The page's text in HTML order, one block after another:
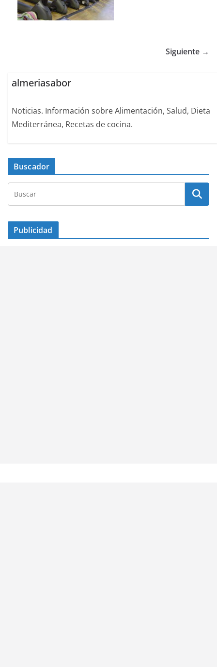
Siguiente →
almeriasabor
Noticias. Información sobre Alimentación, Salud, Dieta
Mediterránea, Recetas de cocina.
Buscador
Publicidad